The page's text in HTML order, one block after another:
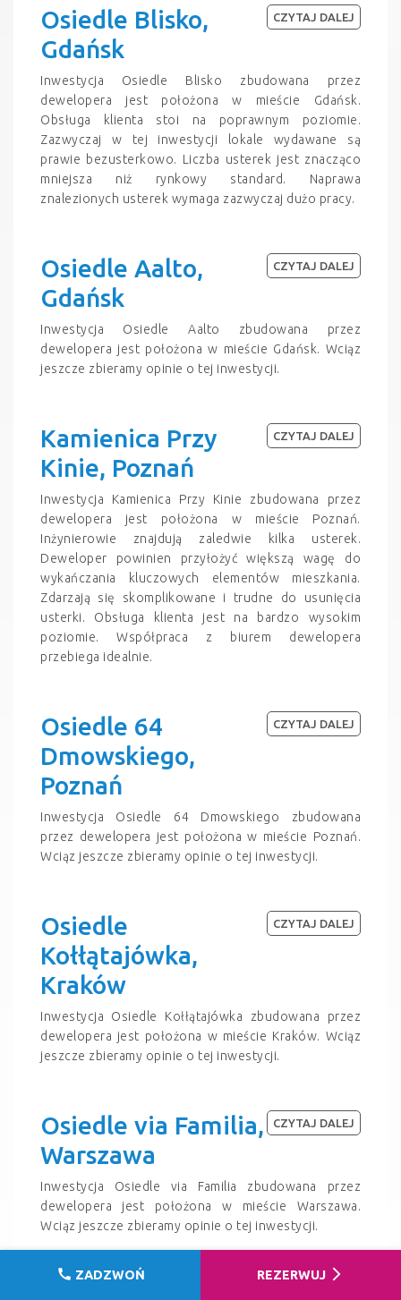
Osiedle Blisko,
Gdańsk
Inwestycja Osiedle Blisko zbudowana przez
dewelopera jest położona w mieście Gdańsk.
Obsługa klienta stoi na poprawnym poziomie.
Zazwyczaj w tej inwestycji lokale wydawane są
prawie bezusterkowo. Liczba usterek jest znacząco
mniejsza niż rynkowy standard. Naprawa
znalezionych usterek wymaga zazwyczaj dużo pracy.
CZYTAJ DALEJ
Osiedle Aalto,
Gdańsk
Inwestycja Osiedle Aalto zbudowana przez
dewelopera jest położona w mieście Gdańsk. Wciąz
jeszcze zbieramy opinie o tej inwestycji.
CZYTAJ DALEJ
Kamienica Przy
Kinie, Poznań
Inwestycja Kamienica Przy Kinie zbudowana przez
dewelopera jest położona w mieście Poznań.
Inżynierowie znajdują zaledwie kilka usterek.
Deweloper powinien przyłożyć większą wagę do
wykańczania kluczowych elementów mieszkania.
Zdarzają się skomplikowane i trudne do usunięcia
usterki. Obsługa klienta jest na bardzo wysokim
poziomie. Współpraca z biurem dewelopera
przebiega idealnie.
CZYTAJ DALEJ
Osiedle 64
Dmowskiego,
Poznań
Inwestycja Osiedle 64 Dmowskiego zbudowana
przez dewelopera jest położona w mieście Poznań.
Wciąz jeszcze zbieramy opinie o tej inwestycji.
CZYTAJ DALEJ
Osiedle
Kołłątajówka,
Kraków
Inwestycja Osiedle Kołłątajówka zbudowana przez
dewelopera jest położona w mieście Kraków. Wciąz
jeszcze zbieramy opinie o tej inwestycji.
CZYTAJ DALEJ
Osiedle via Familia,
Warszawa
Inwestycja Osiedle via Familia zbudowana przez
dewelopera jest położona w mieście Warszawa.
Wciąz jeszcze zbieramy opinie o tej inwestycji.
CZYTAJ DALEJ
call ZADZWOŃ REZERWUJ arrow_forward_ios